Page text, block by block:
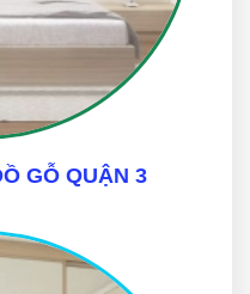
GỖ QUẬN 3